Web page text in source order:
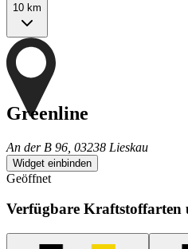
10 km
Greenline
An der B 96, 03238 Lieskau
Widget einbinden
Geöffnet
Verfügbare Kraftstoffarten